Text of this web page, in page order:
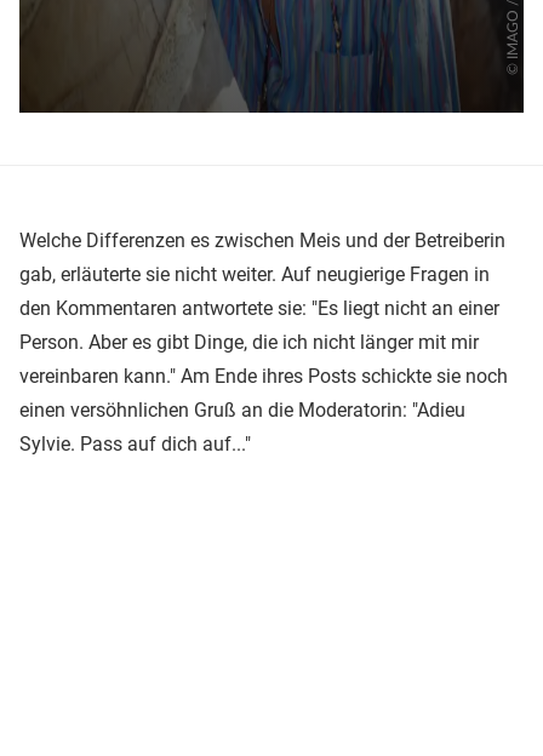
Welche Differenzen es zwischen Meis und der Betreiberin
gab, erläuterte sie nicht weiter. Auf neugierige Fragen in
den Kommentaren antwortete sie: "Es liegt nicht an einer
Person. Aber es gibt Dinge, die ich nicht länger mit mir
vereinbaren kann." Am Ende ihres Posts schickte sie noch
einen versöhnlichen Gruß an die Moderatorin: "Adieu
Sylvie. Pass auf dich auf..."